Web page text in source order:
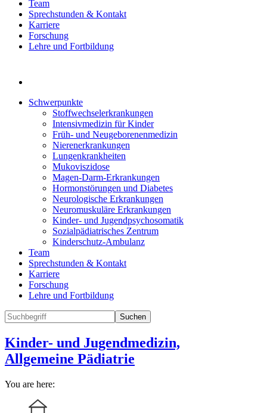
Team
Sprechstunden & Kontakt
Karriere
Forschung
Lehre und Fortbildung
Schwerpunkte
Stoffwechselerkrankungen
Intensivmedizin für Kinder
Früh- und Neugeborenenmedizin
Nierenerkrankungen
Lungenkrankheiten
Mukoviszidose
Magen-Darm-Erkrankungen
Hormonstörungen und Diabetes
Neurologische Erkrankungen
Neuromuskuläre Erkrankungen
Kinder- und Jugendpsychosomatik
Sozialpädiatrisches Zentrum
Kinderschutz-Ambulanz
Team
Sprechstunden & Kontakt
Karriere
Forschung
Lehre und Fortbildung
Suchen
Kinder- und Jugendmedizin,
Allgemeine Pädiatrie
You are here: